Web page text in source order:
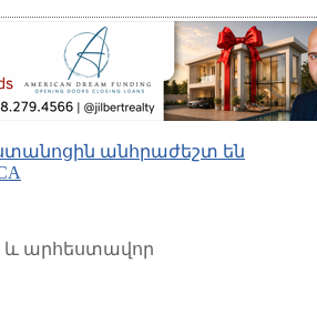
անհրաժեշտ են
և արհեստավոր